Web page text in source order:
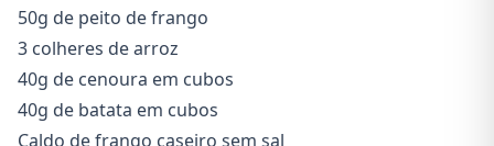
50g de peito de frango
3 colheres de arroz
40g de cenoura em cubos
40g de batata em cubos
Caldo de frango caseiro sem sal